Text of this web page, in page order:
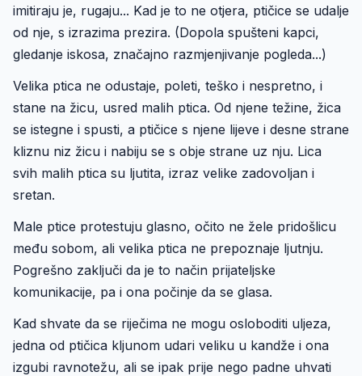
imitiraju je, rugaju... Kad je to ne otjera, ptičice se udalje
od nje, s izrazima prezira. (Dopola spušteni kapci,
gledanje iskosa, značajno razmjenjivanje pogleda...)
Velika ptica ne odustaje, poleti, teško i nespretno, i
stane na žicu, usred malih ptica. Od njene težine, žica
se istegne i spusti, a ptičice s njene lijeve i desne strane
kliznu niz žicu i nabiju se s obje strane uz nju. Lica
svih malih ptica su ljutita, izraz velike zadovoljan i
sretan.
Male ptice protestuju glasno, očito ne žele pridošlicu
među sobom, ali velika ptica ne prepoznaje ljutnju.
Pogrešno zaključi da je to način prijateljske
komunikacije, pa i ona počinje da se glasa.
Kad shvate da se riječima ne mogu osloboditi uljeza,
jedna od ptičica kljunom udari veliku u kandže i ona
izgubi ravnotežu, ali se ipak prije nego padne uhvati